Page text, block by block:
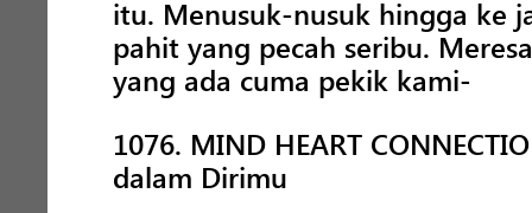
itu. Menusuk-nusuk hingga ke
pahit yang pecah seribu.
yang ada cuma pekik kami-
1076. MIND HEART
dalam Dirimu